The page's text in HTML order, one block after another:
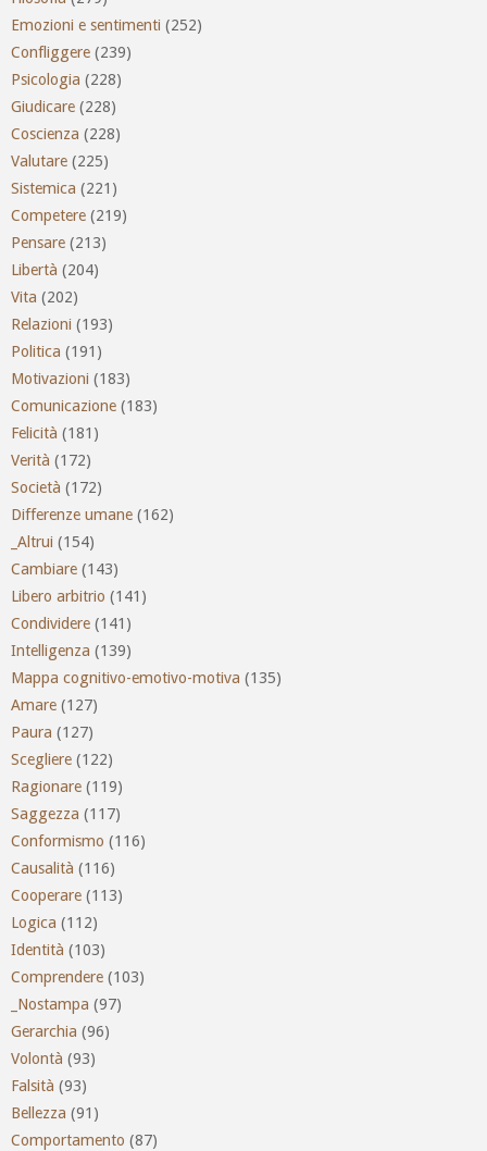
Emozioni e sentimenti (252)
Confliggere (239)
Psicologia (228)
Giudicare (228)
Coscienza (228)
Valutare (225)
Sistemica (221)
Competere (219)
Pensare (213)
Libertà (204)
Vita (202)
Relazioni (193)
Politica (191)
Motivazioni (183)
Comunicazione (183)
Felicità (181)
Verità (172)
Società (172)
Differenze umane (162)
_Altrui (154)
Cambiare (143)
Libero arbitrio (141)
Condividere (141)
Intelligenza (139)
Mappa cognitivo-emotivo-motiva (135)
Amare (127)
Paura (127)
Scegliere (122)
Ragionare (119)
Saggezza (117)
Conformismo (116)
Causalità (116)
Cooperare (113)
Logica (112)
Identità (103)
Comprendere (103)
_Nostampa (97)
Gerarchia (96)
Volontà (93)
Falsità (93)
Bellezza (91)
Comportamento (87)